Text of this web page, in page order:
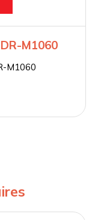
M1060
M1060